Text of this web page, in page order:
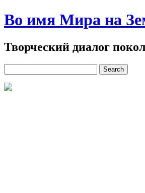
Во имя Мира на
Творческий диалог